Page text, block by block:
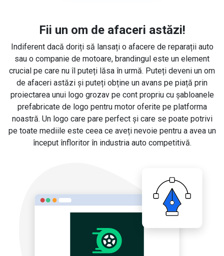
Fii un om de afaceri astăzi!
Indiferent dacă doriți să lansați o afacere de reparații auto
sau o companie de motoare, brandingul este un element
crucial pe care nu îl puteți lăsa în urmă. Puteți deveni un om
de afaceri astăzi și puteți obține un avans pe piață prin
proiectarea unui logo grozav pe cont propriu cu șabloanele
prefabricate de logo pentru motor oferite pe platforma
noastră. Un logo care pare perfect și care se poate potrivi
pe toate mediile este ceea ce aveți nevoie pentru a avea un
început înfloritor în industria auto competitivă.